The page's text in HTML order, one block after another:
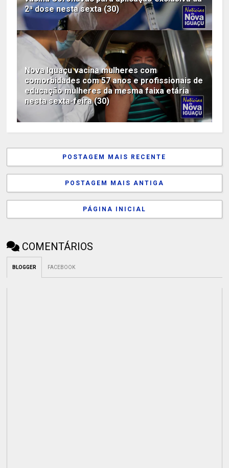
2ª dose nesta sexta (30)
Nova Iguaçu vacina mulheres com
comorbidades com 57 anos e profissionais de
educação mulheres da mesma faixa etária
nesta sexta-feira (30)
POSTAGEM MAIS RECENTE
POSTAGEM MAIS ANTIGA
PÁGINA INICIAL
COMENTÁRIOS
BLOGGER FACEBOOK